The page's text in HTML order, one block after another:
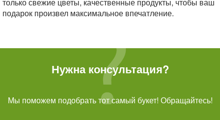
подарок произвел максимальное впечатление.
Нужна консультация?
Мы поможем подобрать тот самый букет! Обращайтесь!